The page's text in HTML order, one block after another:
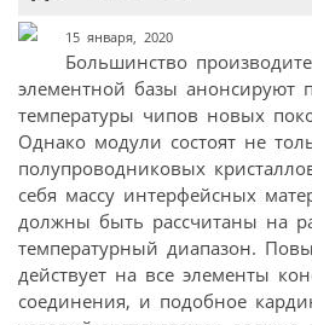
15 января, 2020
Большинство
элементной базы анонсируют
температуры чипов новых
Однако модули состоят не
полупроводниковых
себя массу интерфейсных
должны быть рассчитаны на
температурный диапазон.
действует на все элементы
соединения, и подобное